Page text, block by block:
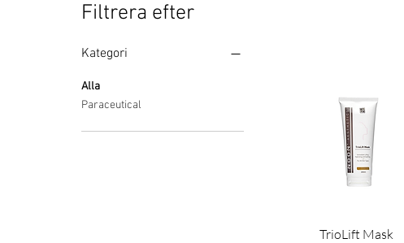
Filtrera efter
Kategori
Alla
Paraceutical
TrioLift Mask